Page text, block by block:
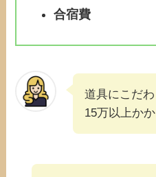
合宿費
道具にこだ
15万以上かか